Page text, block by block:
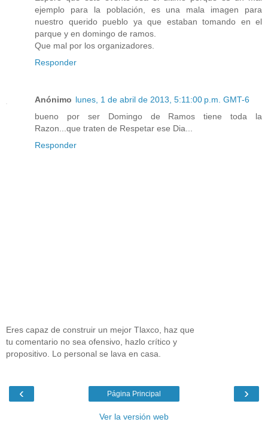
ejemplo para la población, es una mala imagen para
nuestro querido pueblo ya que estaban tomando en el
parque y en domingo de ramos.
Que mal por los organizadores.
Responder
Anónimo lunes, 1 de abril de 2013, 5:11:00 p.m. GMT-6
bueno por ser Domingo de Ramos tiene toda la
Razon...que traten de Respetar ese Dia...
Responder
Eres capaz de construir un mejor Tlaxco, haz que
tu comentario no sea ofensivo, hazlo crítico y
propositivo. Lo personal se lava en casa.
‹ ›
Página Principal
Ver la versión web